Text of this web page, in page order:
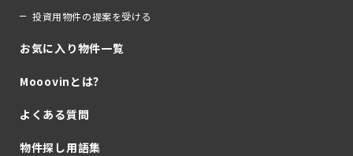
投資用物件の提案を受ける
お気に入り物件一覧
Mooovinとは？
よくある質問
物件探し用語集